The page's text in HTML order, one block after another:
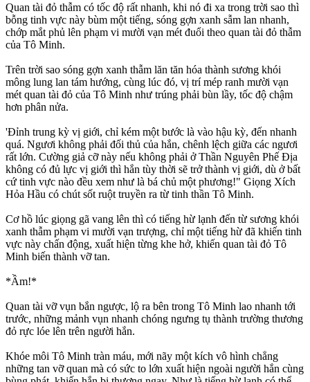
Quan tài đỏ thẫm có tốc độ rất nhanh, khi nó đi xa trong trời sao thì
bỗng tinh vực này bùm một tiếng, sóng gợn xanh sẫm lan nhanh,
chớp mắt phủ lên phạm vi mười vạn mét đuổi theo quan tài đỏ thẫm
của Tô Minh.
Trên trời sao sóng gợn xanh thẫm lăn tăn hóa thành sương khói
mông lung lan tám hướng, cùng lúc đó, vị trí mép ranh mười vạn
mét quan tài đỏ của Tô Minh như trúng phải bùn lầy, tốc độ chậm
hơn phân nửa.
'Đỉnh trung kỳ vị giới, chỉ kém một bước là vào hậu kỳ, đến nhanh
quá. Ngươi không phải đối thủ của hắn, chênh lệch giữa các ngươi
rất lớn. Cường giả cỡ này nếu không phải ở Thần Nguyên Phế Địa
không có đủ lực vị giới thì hắn tùy thời sẽ trở thành vị giới, dù ở bất
cứ tinh vực nào đều xem như là bá chủ một phương!" Giọng Xích
Hỏa Hầu có chút sốt ruột truyền ra từ tinh thần Tô Minh.
Cơ hồ lúc giọng gã vang lên thì có tiếng hừ lạnh đến từ sương khói
xanh thẫm phạm vi mười vạn trượng, chỉ một tiếng hừ đã khiến tinh
vực này chấn động, xuất hiện từng khe hở, khiến quan tài đỏ Tô
Minh biến thành vỡ tan.
*Ầm!*
Quan tài vỡ vụn bắn ngược, lộ ra bên trong Tô Minh lao nhanh tới
trước, những mảnh vụn nhanh chóng ngưng tụ thành trường thương
đỏ rực lóe lên trên người hắn.
Khóe môi Tô Minh tràn máu, mới nãy một kích vô hình chẳng
những tan vỡ quan mà có sức to lớn xuất hiện ngoài người hắn cùng